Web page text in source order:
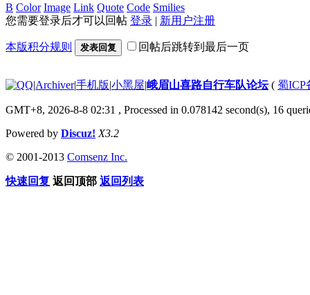
B Color Image Link Quote Code Smilies
您需要登录后才可以回帖 登录 | 新用户注册
本版积分规则 发表回复 回帖后跳转到最后一页
|Archiver|手机版|小黑屋|峨眉山喜路自行车队论坛( 蜀ICP
GMT+8, 2026-8-8 02:31 , Processed in 0.078142 second(s), 16
Powered by Discuz! X3.2
© 2001-2013 Comsenz Inc.
快速回复 返回顶部 返回列表